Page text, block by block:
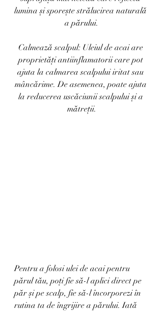
lumina și sporește strălucirea naturală
a părului.
Calmează scalpul: Uleiul de acai are
proprietăți antiinflamatorii care pot
ajuta la calmarea scalpului iritat sau
mâncărime. De asemenea, poate ajuta
la reducerea uscăciunii scalpului și a
mătreții.
Pentru a folosi ulei de acai pentru
părul tău, poți fie să-l aplici direct pe
păr și pe scalp, fie să-l încorporezi în
rutina ta de îngrijire a părului. Iată